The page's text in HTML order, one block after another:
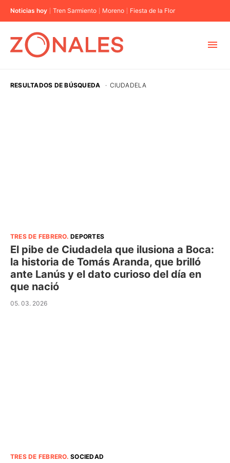
Noticias hoy Tren Sarmiento Moreno Fiesta de la Flor
RESULTADOS DE BÚSQUEDA · CIUDADELA
TRES DE FEBRERO.DEPORTES
El pibe de Ciudadela que ilusiona a Boca:
la historia de Tomás Aranda, que brilló
ante Lanús y el dato curioso del día en
que nació
05. 03. 2026
TRES DE FEBRERO.SOCIEDAD